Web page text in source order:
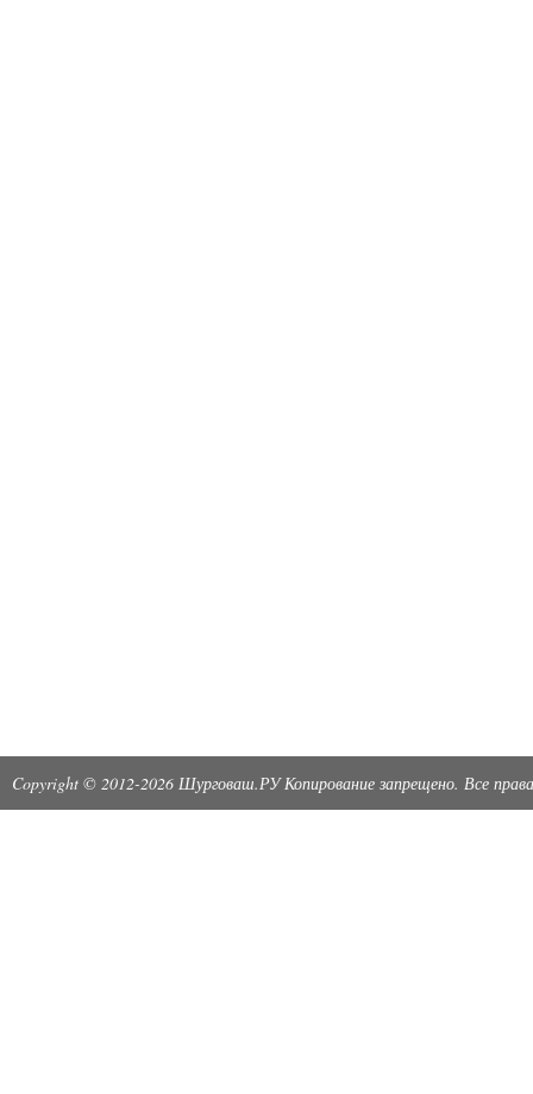
Copyright © 2012-2026 Шурговаш.РУ Копирование запрещено. Все